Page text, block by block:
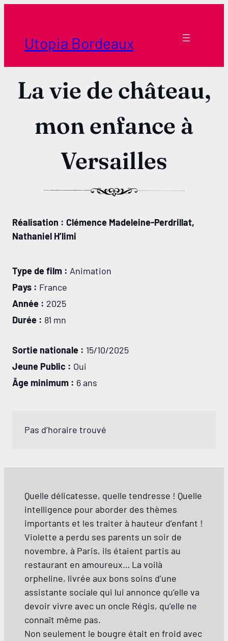
contenuUtopia Bordeaux
La vie de château,
mon enfance à
Versailles
Réalisation : Clémence Madeleine-Perdrillat,
Nathaniel H’limi
Type de film : Animation
Pays : France
Année : 2025
Durée : 81 mn
Sortie nationale : 15/10/2025
Jeune Public : Oui
Âge minimum : 6 ans
Pas d’horaire trouvé
Quelle délicatesse, quelle tendresse ! Quelle
intelligence pour aborder des thèmes
importants et les traiter à hauteur d’enfant !
Violette a perdu ses parents un soir de
novembre, à Paris, ils étaient partis au
restaurant en amoureux… La voilà
orpheline, livrée aux bons soins d’une
assistante sociale qui lui annonce qu’elle va
devoir vivre avec un oncle Régis, qu’elle ne
connaît même pas.
Non seulement le bougre était en froid avec